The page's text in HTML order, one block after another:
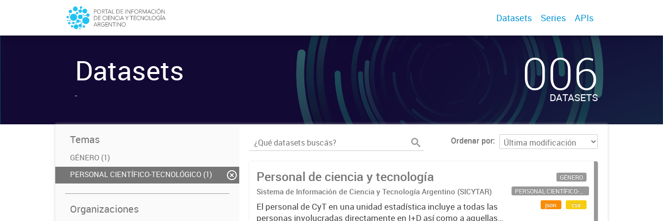
Datasets Series APIs
Datasets
- 006
DATASETS
Temas
GÉNERO (1)
PERSONAL CIENTÍFICO-TECNOLÓGICO (1)
Organizaciones
Ordenar por
Personal de ciencia y tecnología
Sistema de Información de Ciencia y Tecnología Argentino (SICYTAR)
El personal de CyT en una unidad estadística incluye a todas las
personas involucradas directamente en I+D así como a aquellas
GÉNERO
PERSONAL CIENTÍFICO-TECNOLÓGICO
json
csv